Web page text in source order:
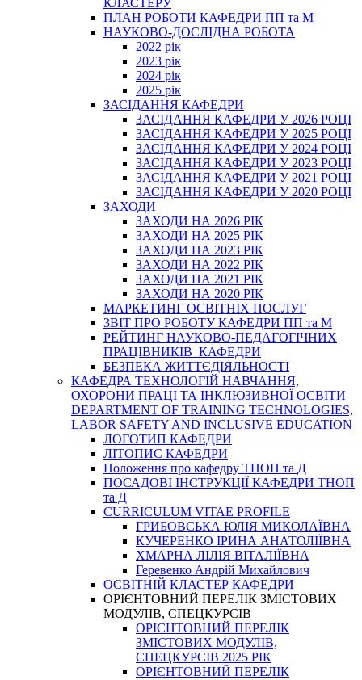
КЛАСТЕРУ
ПЛАН РОБОТИ КАФЕДРИ ПП та М
НАУКОВО-ДОСЛІДНА РОБОТА
2022 рік
2023 рік
2024 рік
2025 рік
ЗАСІДАННЯ КАФЕДРИ
ЗАСІДАННЯ КАФЕДРИ У 2026 РОЦІ
ЗАСІДАННЯ КАФЕДРИ У 2025 РОЦІ
ЗАСІДАННЯ КАФЕДРИ У 2024 РОЦІ
ЗАСІДАННЯ КАФЕДРИ У 2023 РОЦІ
ЗАСІДАННЯ КАФЕДРИ У 2021 РОЦІ
ЗАСІДАННЯ КАФЕДРИ У 2020 РОЦІ
ЗАХОДИ
ЗАХОДИ НА 2026 РІК
ЗАХОДИ НА 2025 РІК
ЗАХОДИ НА 2023 РІК
ЗАХОДИ НА 2022 РІК
ЗАХОДИ НА 2021 РІК
ЗАХОДИ НА 2020 РІК
МАРКЕТИНГ ОСВІТНІХ ПОСЛУГ
3BIT ПРО РОБОТУ КАФЕДРИ ПП та М
РЕЙТИНГ НАУКОВО-ПЕДАГОГІЧНИХ
ПРАЦІВНИКІВ КАФЕДРИ
БЕЗПЕКА ЖИТТЄДІЯЛЬНОСТІ
КАФЕДРА ТЕХНОЛОГІЙ НАВЧАННЯ,
ОХОРОНИ ПРАЦІ ТА ІНКЛЮЗИВНОЇ ОСВІТИ
DEPARTMENT OF TRAINING TECHNOLOGIES,
LABOR SAFETY AND INCLUSIVE EDUCATION
ЛОГОТИП КАФЕДРИ
ЛІТОПИС КАФЕДРИ
Положення про кафедру ТНОП та Д
ПОСАДОВІ ІНСТРУКЦІЇ КАФЕДРИ ТНОП
та Д
CURRICULUM VITAE PROFILE
ГРИБОВСЬКА ЮЛІЯ МИКОЛАЇВНА
КУЧЕРЕНКО ІРИНА АНАТОЛІЇВНА
ХМАРНА ЛІЛІЯ ВІТАЛІЇВНА
Геревенко Андрій Михайлович
ОСВІТНІЙ КЛАСТЕР КАФЕДРИ
ОРІЄНТОВНИЙ ПЕРЕЛІК ЗМІСТОВИХ
МОДУЛІВ, СПЕЦКУРСІВ
ОРІЄНТОВНИЙ ПЕРЕЛІК
ЗМІСТОВИХ МОДУЛІВ,
СПЕЦКУРСІВ 2025 РІК
ОРІЄНТОВНИЙ ПЕРЕЛІК